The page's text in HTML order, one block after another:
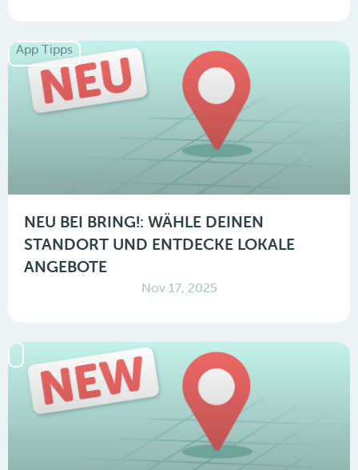
App Tipps
NEU BEI BRING!: WÄHLE DEINEN
STANDORT UND ENTDECKE LOKALE
ANGEBOTE
Nov 17, 2025